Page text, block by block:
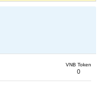
VNB Token
0